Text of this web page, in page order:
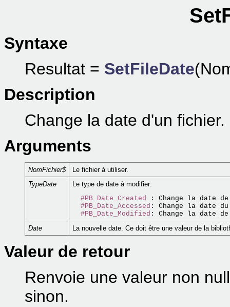
Syntaxe
Resultat = SetFileDate
Description
Change la date d'un fichier.
Arguments
NomFichier$
Le fichier à utiliser.
TypeDate
Le type de date à modifier:
#PB_Date_Created : Change la date
#PB_Date_Accessed : Change la date
#PB_Date_Modified
Date
La nouvelle date. Ce doit être une valeur de la
Valeur de retour
Renvoie une valeur non
sinon.